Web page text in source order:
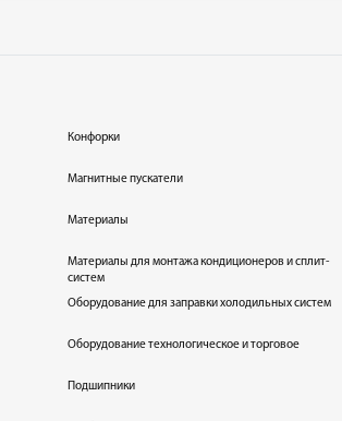
Конфорки
Магнитные пускатели
Материалы
Материалы для монтажа кондиционеров и сплит-
систем
Оборудование для заправки холодильных систем
Оборудование технологическое и торговое
Подшипники